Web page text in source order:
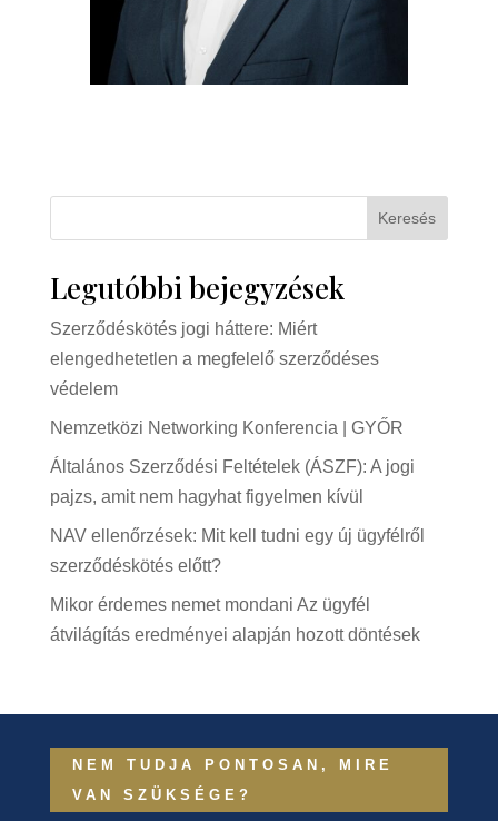
Keresés
Legutóbbi bejegyzések
Szerződéskötés jogi háttere: Miért
elengedhetetlen a megfelelő szerződéses
védelem
Nemzetközi Networking Konferencia | GYŐR
Általános Szerződési Feltételek (ÁSZF): A jogi
pajzs, amit nem hagyhat figyelmen kívül
NAV ellenőrzések: Mit kell tudni egy új ügyfélről
szerződéskötés előtt?
Mikor érdemes nemet mondani Az ügyfél
átvilágítás eredményei alapján hozott döntések
NEM TUDJA PONTOSAN, MIRE
VAN SZÜKSÉGE?